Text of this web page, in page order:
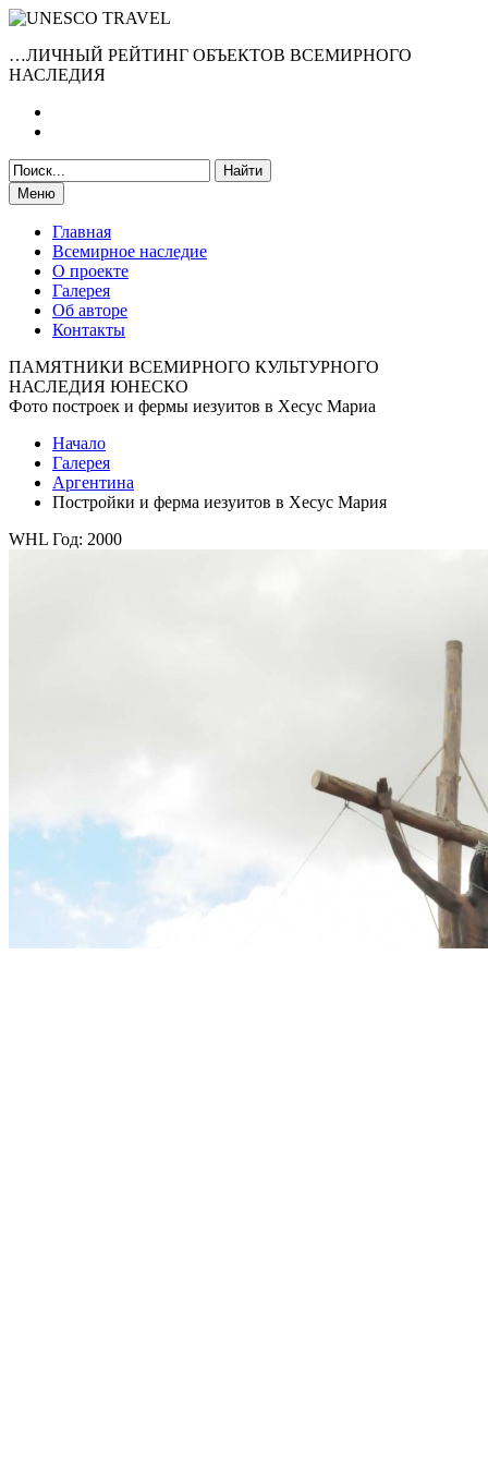
…ЛИЧНЫЙ РЕЙТИНГ ОБЪЕКТОВ ВСЕМИРНОГО
НАСЛЕДИЯ
Меню
Главная
Всемирное наследие
О проекте
Галерея
Об авторе
Контакты
ПАМЯТНИКИ ВСЕМИРНОГО КУЛЬТУРНОГО
НАСЛЕДИЯ ЮНЕСКО
Фото построек и фермы иезуитов в Хесус Мариа
Начало
Галерея
Аргентина
Постройки и ферма иезуитов в Хесус Мария
WHL Год: 2000